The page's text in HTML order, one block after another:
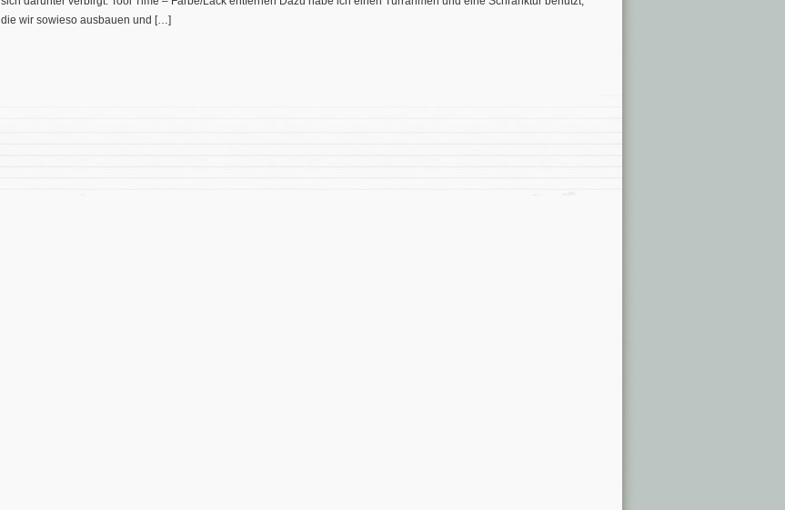
die wir sowieso ausbauen und […]